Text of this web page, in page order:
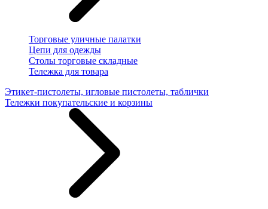
Торговые уличные палатки
Цепи для одежды
Столы торговые складные
Тележка для товара
Этикет-пистолеты, игловые пистолеты, таблички
Тележки покупательские и корзины